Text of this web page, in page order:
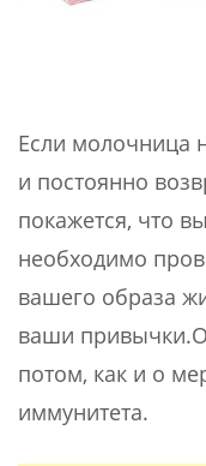
Если молочница
и постоянно
покажется, что
необходимо
вашего образа
ваши
потом, как и о
иммунитета.